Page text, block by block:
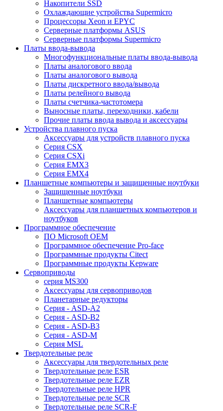
Накопители SSD
Охлаждающие устройства Supermicro
Процессоры Xeon и EPYC
Серверные платформы ASUS
Серверные платформы Supermicro
Платы ввода-вывода
Многофункциональные платы ввода-вывода
Платы аналогового ввода
Платы аналогового вывода
Платы дискретного ввода/вывода
Платы релейного вывода
Платы счетчика-частотомера
Выносные платы, переходники, кабели
Прочие платы ввода вывода и аксессуары
Устройства плавного пуска
Аксессуары для устройств плавного пуска
Серия CSX
Серия CSXi
Серия EMX3
Серия EMX4
Планшетные компьютеры и защищенные ноутбуки
Защищенные ноутбуки
Планшетные компьютеры
Аксессуары для планшетных компьютеров и
ноутбуков
Программное обеспечение
ПО Microsoft OEM
Программное обеспечение Pro-face
Программные продукты Citect
Программные продукты Kepware
Сервоприводы
серия MS300
Аксессуары для сервоприводов
Планетарные редукторы
Серия - ASD-A2
Серия - ASD-B2
Серия - ASD-B3
Серия - ASD-M
Серия MSL
Твердотельные реле
Аксессуары для твердотельных реле
Твердотельные реле ESR
Твердотельные реле EZR
Твердотельные реле HPR
Твердотельные реле SCR
Твердотельные реле SCR-F